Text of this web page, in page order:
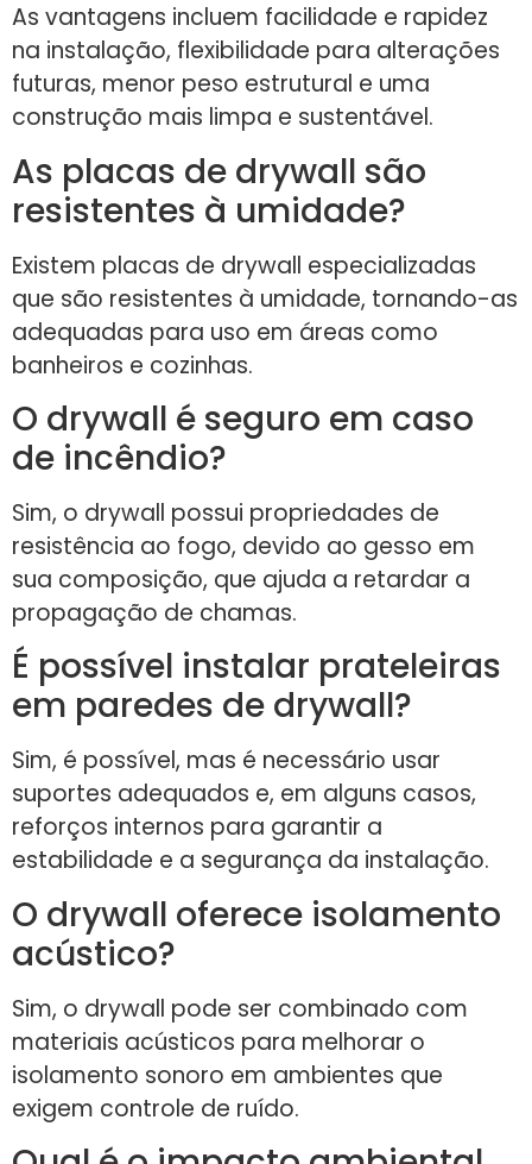
As vantagens incluem facilidade e rapidez
na instalação, flexibilidade para alterações
futuras, menor peso estrutural e uma
construção mais limpa e sustentável.
As placas de drywall são
resistentes à umidade?
Existem placas de drywall especializadas
que são resistentes à umidade, tornando-as
adequadas para uso em áreas como
banheiros e cozinhas.
O drywall é seguro em caso
de incêndio?
Sim, o drywall possui propriedades de
resistência ao fogo, devido ao gesso em
sua composição, que ajuda a retardar a
propagação de chamas.
É possível instalar prateleiras
em paredes de drywall?
Sim, é possível, mas é necessário usar
suportes adequados e, em alguns casos,
reforços internos para garantir a
estabilidade e a segurança da instalação.
O drywall oferece isolamento
acústico?
Sim, o drywall pode ser combinado com
materiais acústicos para melhorar o
isolamento sonoro em ambientes que
exigem controle de ruído.